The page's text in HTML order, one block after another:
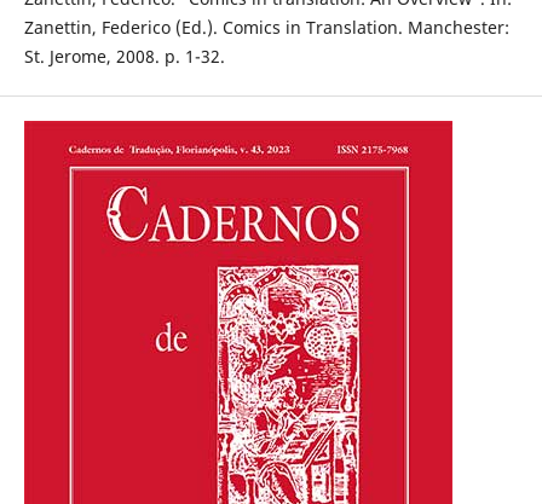
Zanettin, Federico (Ed.). Comics in Translation. Manchester:
St. Jerome, 2008. p. 1-32.